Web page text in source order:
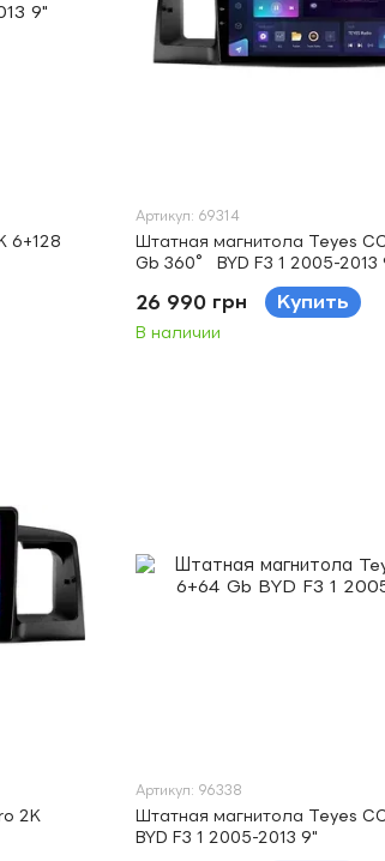
6+128
Артикул: 69314
Штатная магнитола Teyes
Gb 360° BYD F3 1 2005-2013
26 990 грн Купить
В наличии
2K
Артикул: 96338
Штатная магнитола Teyes
BYD F3 1 2005-2013 9"